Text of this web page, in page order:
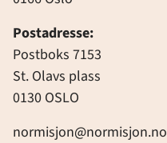
Postadresse:
Postboks 7153
St. Olavs plass
0130 OSLO
normisjon@normisjon.no